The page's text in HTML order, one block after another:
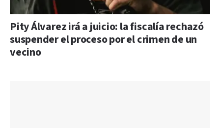
Pity Álvarez irá a juicio: la fiscalía rechazó
suspender el proceso por el crimen de un
vecino